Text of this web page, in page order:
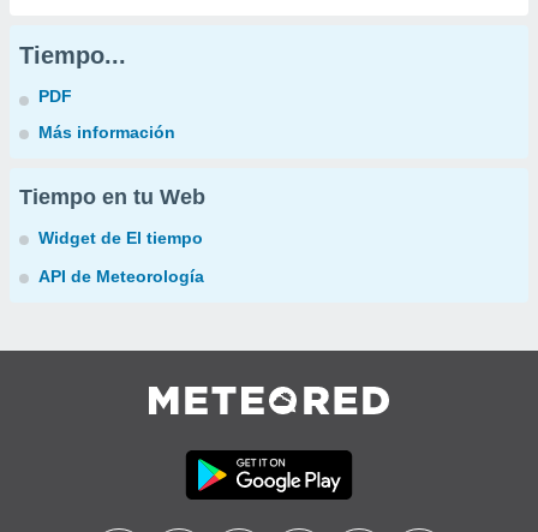
Tiempo...
PDF
Más información
Tiempo en tu Web
Widget de El tiempo
API de Meteorología